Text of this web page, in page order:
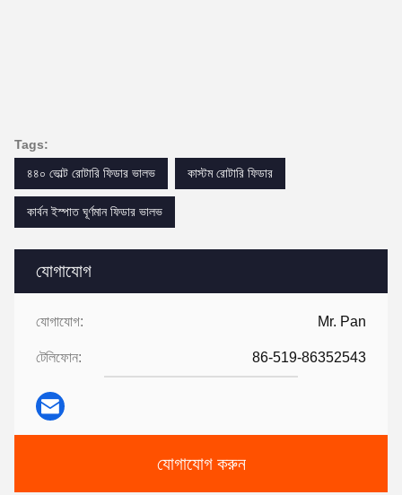
যোগাযোগ
যোগাযোগ: Mr. Pan
টেলিফোন: 86-519-86352543
যোগাযোগ করুন
Tags:
৪৪০ ভোল্ট রোটারি ফিডার ভালভ
কাস্টম রোটারি ফিডার
কার্বন ইস্পাত ঘূর্ণমান ফিডার ভালভ